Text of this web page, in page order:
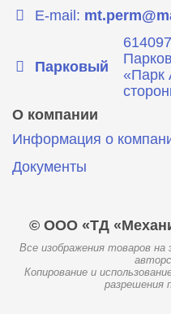
E-mail:
Парковый
«Парк
О компании
Информация о
Документы
© ООО «ТД
Все изображения товаров
Копирование и
разрешения